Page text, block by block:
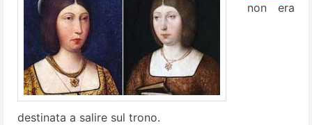
non era
destinata a salire sul trono.